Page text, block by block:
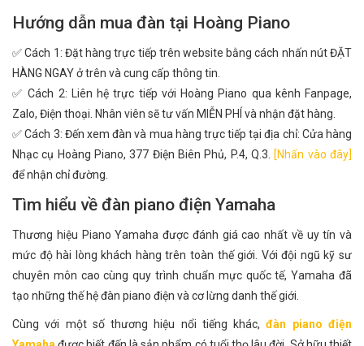
Hướng dẫn mua đàn tại Hoàng Piano
✅ Cách 1: Đặt hàng trực tiếp trên website bằng cách nhấn nút ĐẶT
HÀNG NGAY ở trên và cung cấp thông tin.
✅ Cách 2: Liên hệ trực tiếp với Hoàng Piano qua kênh Fanpage,
Zalo, Điện thoại. Nhân viên sẽ tư vấn MIỄN PHÍ và nhận đặt hàng.
✅ Cách 3: Đến xem đàn và mua hàng trực tiếp tại địa chỉ: Cửa hàng
Nhạc cụ Hoàng Piano, 377 Điện Biên Phủ, P.4, Q.3.
[Nhấn vào đây]
để nhận chỉ đường.
Tìm hiểu về đàn piano điện Yamaha
Thương hiệu Piano Yamaha được đánh giá cao nhất về uy tín và
mức độ hài lòng khách hàng trên toàn thế giới. Với đội ngũ kỹ sư
chuyên môn cao cùng quy trình chuẩn mực quốc tế, Yamaha đã
tạo những thế hệ đàn piano điện và cơ lừng danh thế giới.
Cùng với một số thương hiệu nổi tiếng khác,đàn piano điện